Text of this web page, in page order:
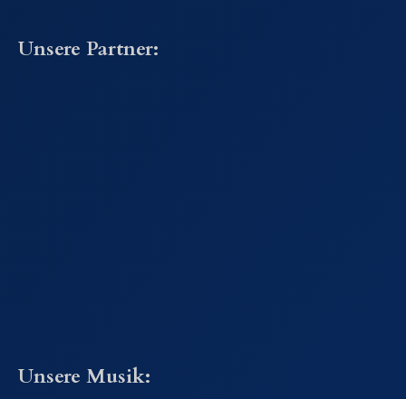
Unsere Partner:
Unsere Musik: